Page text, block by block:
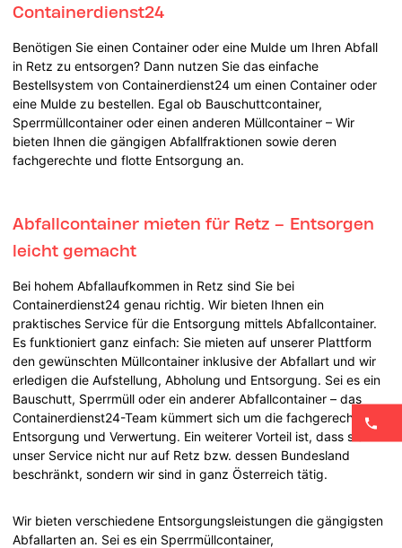
Containerdienst24
Benötigen Sie einen Container oder eine Mulde um Ihren Abfall
in Retz zu entsorgen? Dann nutzen Sie das einfache
Bestellsystem von Containerdienst24 um einen Container oder
eine Mulde zu bestellen. Egal ob Bauschuttcontainer,
Sperrmüllcontainer oder einen anderen Müllcontainer – Wir
bieten Ihnen die gängigen Abfallfraktionen sowie deren
fachgerechte und flotte Entsorgung an.
Abfallcontainer mieten für Retz – Entsorgen
leicht gemacht
Bei hohem Abfallaufkommen in Retz sind Sie bei
Containerdienst24 genau richtig. Wir bieten Ihnen ein
praktisches Service für die Entsorgung mittels Abfallcontainer.
Es funktioniert ganz einfach: Sie mieten auf unserer Plattform
den gewünschten Müllcontainer inklusive der Abfallart und wir
erledigen die Aufstellung, Abholung und Entsorgung. Sei es ein
Bauschutt, Sperrmüll oder ein anderer Abfallcontainer – das
Containerdienst24-Team kümmert sich um die fachgerechte
Entsorgung und Verwertung. Ein weiterer Vorteil ist, dass sich
unser Service nicht nur auf Retz bzw. dessen Bundesland
beschränkt, sondern wir sind in ganz Österreich tätig.
Wir bieten verschiedene Entsorgungsleistungen die gängigsten
Abfallarten an. Sei es ein Sperrmüllcontainer,